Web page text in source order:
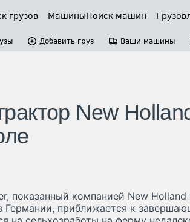
грузов МашиныПоиск машин
Добавить груз Ваши машины
New
показанный компанией New Holland
Германии, приближается к